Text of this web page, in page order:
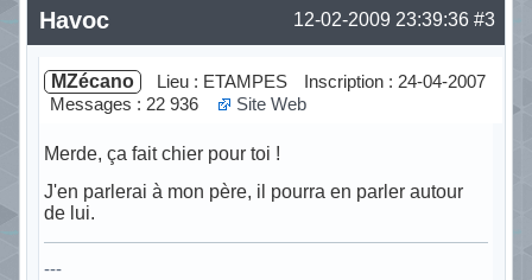
Hors ligne #3
12-02-2009 23:39:36
Havoc
MZécano Lieu : ETAMPES
Inscription : 24-04-2007
Messages : 22 936
Site Web
Merde, ça fait chier pour toi !
J'en parlerai à mon père, il pourra en parler autour
de lui.
---